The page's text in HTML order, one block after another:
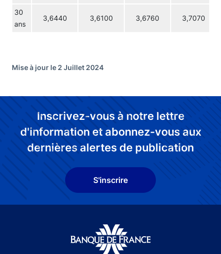
30
ans
3,6440 3,6100 3,6760 3,7070
Mise à jour le 2 Juillet 2024
Inscrivez-vous à notre lettre
d'information et abonnez-vous aux
dernières alertes de publication
S'inscrire